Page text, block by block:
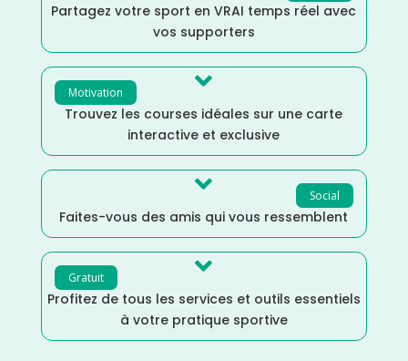
Partagez votre sport en VRAI temps réel avec
vos supporters
Motivation 
Trouvez les courses idéales sur une carte
interactive et exclusive
Social

Faites-vous des amis qui vous ressemblent
Gratuit 
Profitez de tous les services et outils essentiels
à votre pratique sportive